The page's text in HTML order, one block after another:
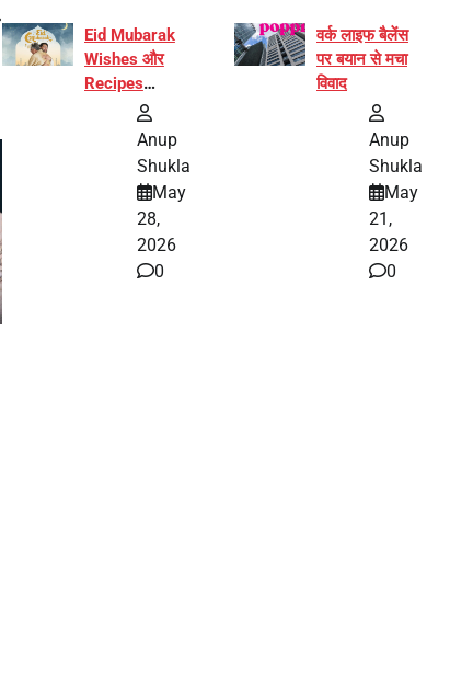
Eid Mubarak
Wishes और
Recipes
इंटरनेट पर हुईं
Anup
Shukla
May
28,
2026
0
वर्क लाइफ बैलेंस
पर बयान से मचा
विवाद
Anup
Shukla
May
21,
2026
0